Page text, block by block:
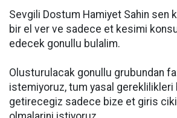
Sevgili Dostum Hamiyet Sahin sen
bir el ver ve sadece et kesimi
edecek gonullu bulalim.
Olusturulacak gonullu grubundan
istemiyoruz, tum yasal gereklilikleri
getirecegiz sadece bize et giris